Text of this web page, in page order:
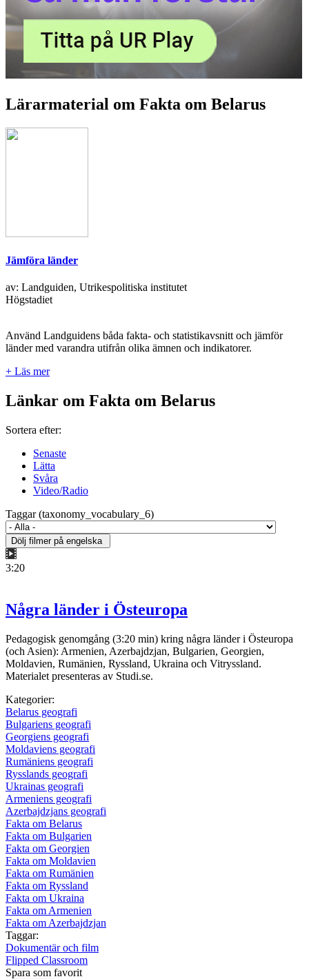
Lärarmaterial om Fakta om Belarus
Jämföra länder
av: Landguiden, Utrikespolitiska institutet
Högstadiet
Använd Landguidens båda fakta- och statistikavsnitt och jämför
länder med varandra utifrån olika ämnen och indikatorer.
+ Läs mer
Länkar om Fakta om Belarus
Sortera efter:
Senaste
Lätta
Svåra
Video/Radio
Taggar (taxonomy_vocabulary_6)
3:20
Några länder i Östeuropa
Pedagogisk genomgång (3:20 min) kring några länder i Östeuropa
(och Asien): Armenien, Azerbajdzjan, Bulgarien, Georgien,
Moldavien, Rumänien, Ryssland, Ukraina och Vitryssland.
Materialet presenteras av Studi.se.
Kategorier:
Belarus geografi
Bulgariens geografi
Georgiens geografi
Moldaviens geografi
Rumäniens geografi
Rysslands geografi
Ukrainas geografi
Armeniens geografi
Azerbajdzjans geografi
Fakta om Belarus
Fakta om Bulgarien
Fakta om Georgien
Fakta om Moldavien
Fakta om Rumänien
Fakta om Ryssland
Fakta om Ukraina
Fakta om Armenien
Fakta om Azerbajdzjan
Taggar:
Dokumentär och film
Flipped Classroom
Spara som favorit